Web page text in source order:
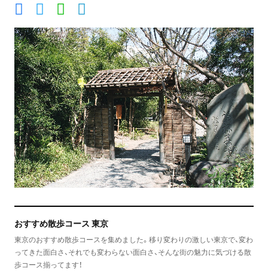
おすすめ散歩コース 東京
東京のおすすめ散歩コースを集めました。移り変わりの激しい東京で、変わ
ってきた面白さ、それでも変わらない面白さ、そんな街の魅力に気づける散
歩コース揃ってます！